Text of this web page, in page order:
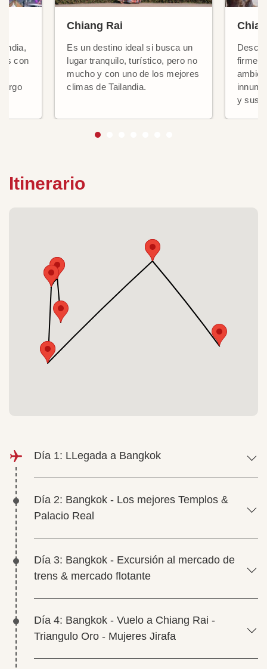
con
Chiang Rai
Es un destino ideal si busca un
lugar tranquilo, turístico, pero no
mucho y con uno de los mejores
climas de Tailandia.
y sus
Itinerario
Día 1: LLegada a Bangkok
Día 2: Bangkok - Los mejores Templos &
Palacio Real
Día 3: Bangkok - Excursión al mercado de
trens & mercado flotante
Día 4: Bangkok - Vuelo a Chiang Rai -
Triangulo Oro - Mujeres Jirafa